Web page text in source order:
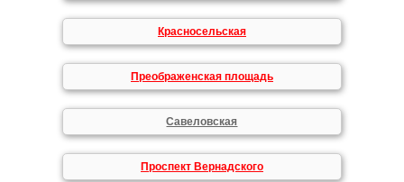
Красносельская
Преображенская площадь
Савеловская
Проспект Вернадского